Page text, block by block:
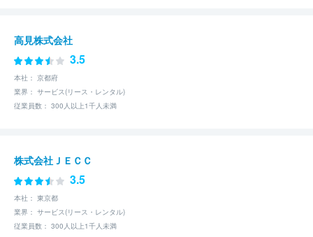
高見株式会社
3.5
本社： 京都府
業界： サービス(リース・レンタル)
従業員数： 300人以上1千人未満
株式会社ＪＥＣＣ
3.5
本社： 東京都
業界： サービス(リース・レンタル)
従業員数： 300人以上1千人未満